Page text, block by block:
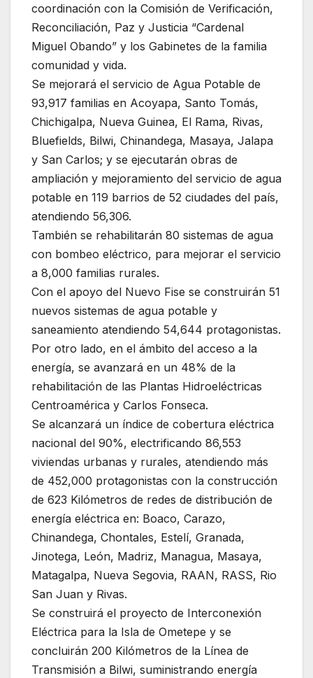
coordinación con la Comisión de Verificación,
Reconciliación, Paz y Justicia “Cardenal
Miguel Obando” y los Gabinetes de la familia
comunidad y vida.
Se mejorará el servicio de Agua Potable de
93,917 familias en Acoyapa, Santo Tomás,
Chichigalpa, Nueva Guinea, El Rama, Rivas,
Bluefields, Bilwi, Chinandega, Masaya, Jalapa
y San Carlos; y se ejecutarán obras de
ampliación y mejoramiento del servicio de agua
potable en 119 barrios de 52 ciudades del país,
atendiendo 56,306.
También se rehabilitarán 80 sistemas de agua
con bombeo eléctrico, para mejorar el servicio
a 8,000 familias rurales.
Con el apoyo del Nuevo Fise se construirán 51
nuevos sistemas de agua potable y
saneamiento atendiendo 54,644 protagonistas.
Por otro lado, en el ámbito del acceso a la
energía, se avanzará en un 48% de la
rehabilitación de las Plantas Hidroeléctricas
Centroamérica y Carlos Fonseca.
Se alcanzará un índice de cobertura eléctrica
nacional del 90%, electrificando 86,553
viviendas urbanas y rurales, atendiendo más
de 452,000 protagonistas con la construcción
de 623 Kilómetros de redes de distribución de
energía eléctrica en: Boaco, Carazo,
Chinandega, Chontales, Estelí, Granada,
Jinotega, León, Madriz, Managua, Masaya,
Matagalpa, Nueva Segovia, RAAN, RASS, Rio
San Juan y Rivas.
Se construirá el proyecto de Interconexión
Eléctrica para la Isla de Ometepe y se
concluirán 200 Kilómetros de la Línea de
Transmisión a Bilwi, suministrando energía